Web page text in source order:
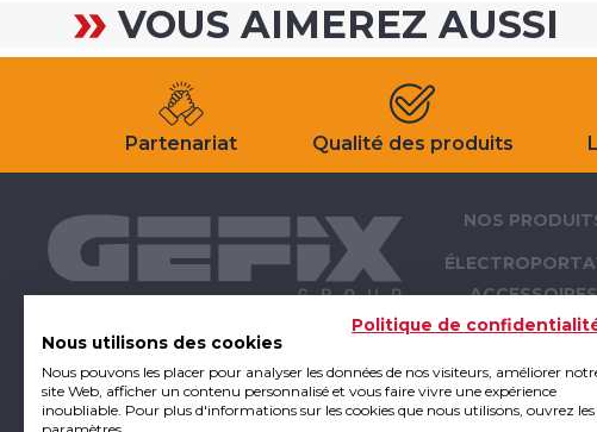
VOUS AIMEREZ AUSSI
Partenariat Qualité des produits
NOS
ACCESSOIRES
ATELIER -
EPI
Politique de
Nous utilisons des cookies
Nous pouvons les placer pour analyser les données de nos visiteurs, améliorer
site Web, afficher un contenu personnalisé et vous faire vivre une expérience
inoubliable. Pour plus d'informations sur les cookies que nous utilisons, ouvrez les